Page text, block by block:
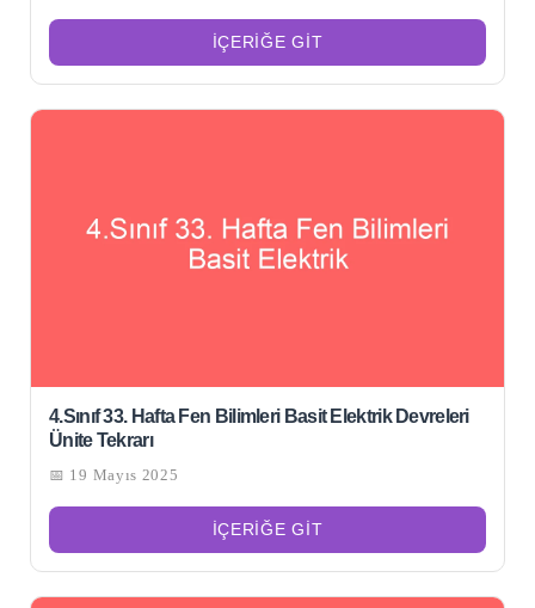
arama
sonuçları:
İÇERIĞE GIT
4.Sınıf 33. Hafta Fen Bilimleri Basit Elektrik Devreleri
Ünite Tekrarı
📅 19 Mayıs 2025
İÇERIĞE GIT